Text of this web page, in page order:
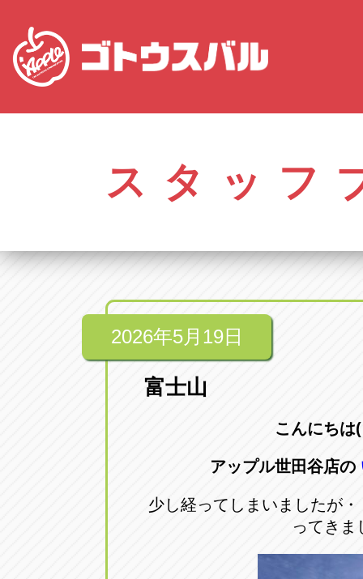
アップル
0561-84-
アップル
アップル
0568-85-
アップル
愛知県春日井市柏井町4-43-1
アップル春日井中央店
愛知県瀬戸市美濃池町29-1
アップル一宮22号店
愛知県一宮市朝日3-4-12
愛知県春日井市八田町2-1-16
アップル名岐バイパス春日店
スタッフ
2026年5月19日
富士山
こんにち
アップル世田谷店の
少し経ってしまいましたが・
ってきま